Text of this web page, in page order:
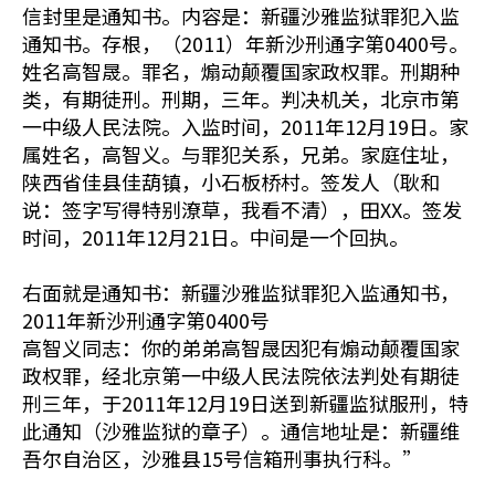
信封里是通知书。内容是：新疆沙雅监狱罪犯入监
通知书。存根，（2011）年新沙刑通字第0400号。
姓名高智晟。罪名，煽动颠覆国家政权罪。刑期种
类，有期徒刑。刑期，三年。判决机关，北京市第
一中级人民法院。入监时间，2011年12月19日。家
属姓名，高智义。与罪犯关系，兄弟。家庭住址，
陕西省佳县佳葫镇，小石板桥村。签发人（耿和
说：签字写得特别潦草，我看不清），田XX。签发
时间，2011年12月21日。中间是一个回执。
右面就是通知书：新疆沙雅监狱罪犯入监通知书，
2011年新沙刑通字第0400号
高智义同志：你的弟弟高智晟因犯有煽动颠覆国家
政权罪，经北京第一中级人民法院依法判处有期徒
刑三年，于2011年12月19日送到新疆监狱服刑，特
此通知（沙雅监狱的章子）。通信地址是：新疆维
吾尔自治区，沙雅县15号信箱刑事执行科。”